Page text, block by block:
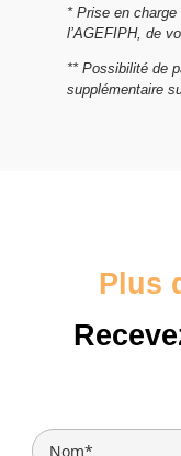
* Prise en
l’AGEFIPH, de
** Possibilité de
supplémentaire
Plus